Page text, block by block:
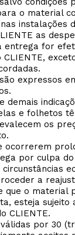
o material
instalações
as
entrega for
expressos
demais
e folhetos
os
ocorrerem
por culpa
a
que o material
esteja
CLIENTE.
por 30